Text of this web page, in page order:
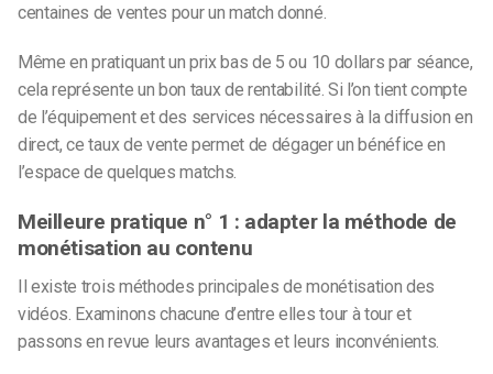
centaines de ventes pour un match donné.
Même en pratiquant un prix bas de 5 ou 10 dollars par séance,
cela représente un bon taux de rentabilité. Si l’on tient compte
de l’équipement et des services nécessaires à la diffusion en
direct, ce taux de vente permet de dégager un bénéfice en
l’espace de quelques matchs.
Meilleure pratique n° 1 : adapter la méthode de
monétisation au contenu
Il existe trois méthodes principales de monétisation des
vidéos. Examinons chacune d’entre elles tour à tour et
passons en revue leurs avantages et leurs inconvénients.